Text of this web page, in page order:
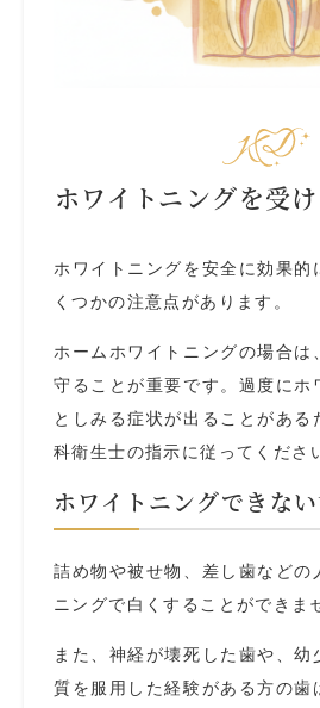
ホワイトニングを受
ホワイトニングを安全に効果的
くつかの注意点があります。
ホームホワイトニングの場合は
守ることが重要です。過度にホ
としみる症状が出ることがある
科衛生士の指示に従ってくださ
ホワイトニングできな
詰め物や被せ物、差し歯などの
ニングで白くすることができま
また、神経が壊死した歯や、幼
質を服用した経験がある方の歯